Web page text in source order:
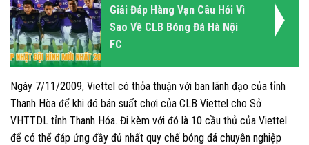
Giải Đáp Hàng Vạn Câu Hỏi Vì
Sao Về CLB Bóng Đá Hà Nội
FC
Ngày 7/11/2009, Viettel có thỏa thuận với ban lãnh đạo của tỉnh
Thanh Hòa để khi đó bán suất chơi của CLB Viettel cho Sở
VHTTDL tỉnh Thanh Hóa. Đi kèm với đó là 10 cầu thủ của Viettel
để có thể đáp ứng đầy đủ nhất quy chế bóng đá chuyên nghiệp